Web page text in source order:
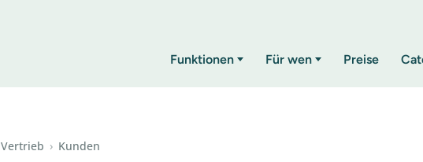
Funktionen Für wen Preise
Vertrieb › Kunden